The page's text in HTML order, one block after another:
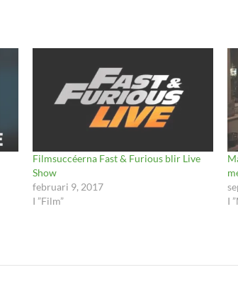
Filmsuccéerna Fast & Furious blir Live
Show
februari 9, 2017
I ”Film”
I